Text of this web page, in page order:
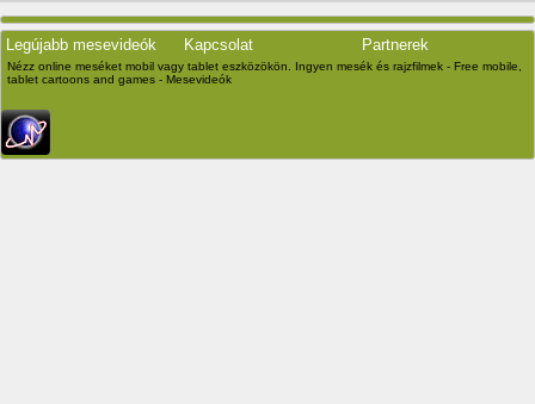
Legújabb mesevideók Kapcsolat Partnerek
Nézz online meséket mobil vagy tablet eszközökön. Ingyen mesék és rajzfilmek - Free mobile,
tablet cartoons and games - Mesevideók